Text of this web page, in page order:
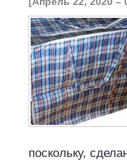
поскольку,